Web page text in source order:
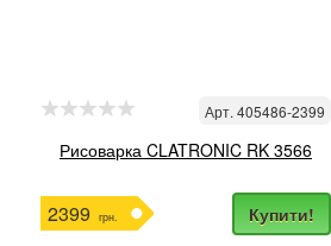
Арт. 405486-2399
Рисоварка CLATRONIC RK 3566
2399 грн. Купити!